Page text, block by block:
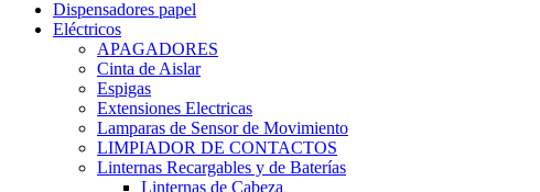
Dispensadores papel
Eléctricos
APAGADORES
Cinta de Aislar
Espigas
Extensiones Electricas
Lamparas de Sensor de Movimiento
LIMPIADOR DE CONTACTOS
Linternas Recargables y de Baterías
Linternas de Cabeza